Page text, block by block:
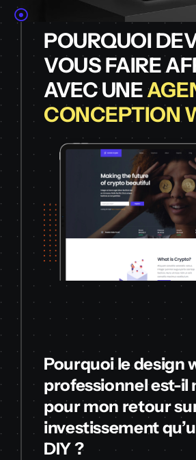
POURQUOI
VOUS FAIRE
AVEC UNE
CONCEPTION
Pourquoi le design
professionnel est-il
pour mon retour
investissement
DIY ?